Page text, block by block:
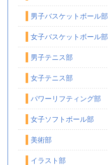
男子バスケットボール部
女子バスケットボール部
男子テニス部
女子テニス部
パワーリフティング部
女子ソフトボール部
美術部
イラスト部